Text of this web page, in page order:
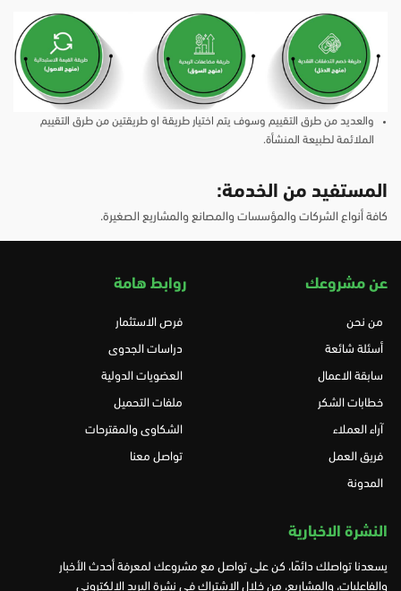
والعديد من طرق التقييم وسوف يتم اختيار طريقة او طريقتين من طرق التقييم
الملائمة لطبيعة المنشأة.
المستفيد من الخدمة:
كافة أنواع الشركات والمؤسسات والمصانع والمشاريع الصغيرة.
عن مشروعك
من نحن
أسئلة شائعة
سابقة الاعمال
خطابات الشكر
آراء العملاء
فريق العمل
المدونة
روابط هامة
فرص الاستثمار
دراسات الجدوى
العضويات الدولية
ملفات التحميل
الشكاوى والمقترحات
تواصل معنا
النشرة الاخبارية
يسعدنا تواصلك دائمًا، كن على تواصل مع مشروعك لمعرفة أحدث الأخبار
والفاعليات، والمشاريع، من خلال الاشتراك في نشرة البريد الإلكتروني